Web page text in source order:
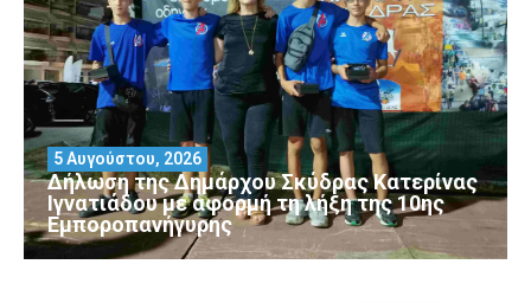
Δήλωση της Δημάρχου Σκύδρας Κατερίνας
Ιγνατιάδου με αφορμή τη λήξη της 10ης
Εμποροπανήγυρης
5 Αυγούστου, 2026